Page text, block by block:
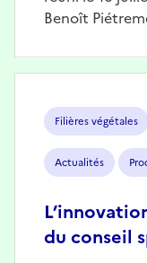
Benoît
Filières végétales
Actualités
du conseil